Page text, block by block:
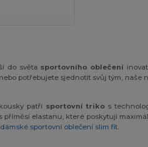
(1)
do světa sportovního oblečení
potřebujete sjednotit svůj tým, naše
patří sportovní trikos
příměsí elastanu, které poskytují
dámské sportovní oblečení slim fit.